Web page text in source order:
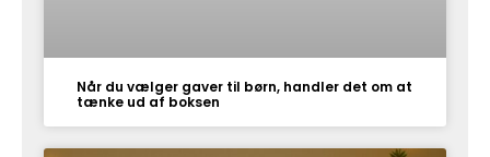
Når du vælger gaver til børn, handler det om at
tænke ud af boksen